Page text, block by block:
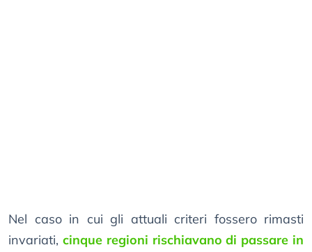
Nel caso in cui gli attuali criteri fossero rimasti
invariati, cinque regioni rischiavano di passare in